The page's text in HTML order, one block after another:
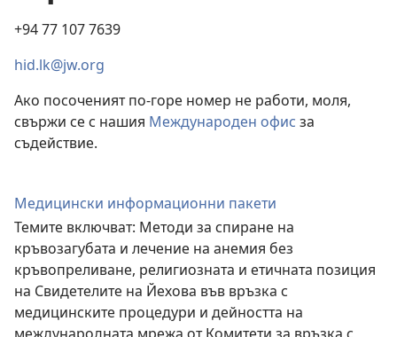
+94 77 107 7639
hid.lk@jw.org
Ако посоченият по-горе номер не работи, моля,
свържи се с нашия Международен офис за
съдействие.
Медицински информационни пакети
Темите включват: Методи за спиране на
кръвозагубата и лечение на анемия без
кръвопреливане, религиозната и етичната позиция
на Свидетелите на Йехова във връзка с
медицинските процедури и дейността на